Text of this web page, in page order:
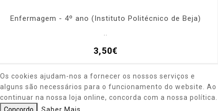
Enfermagem - 4º ano (Instituto Politécnico de Beja)
3,50€
Os cookies ajudam-nos a fornecer os nossos serviços e
alguns são necessários para o funcionamento do website. Ao
continuar na nossa loja online, concorda com a nossa política.